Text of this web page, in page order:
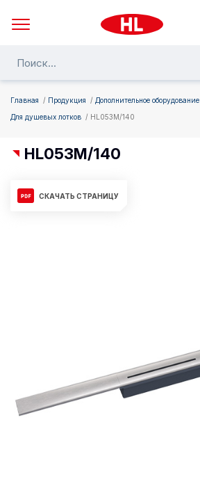
Главная Продукция Дополнительное оборудование
Для душевых лотков
HL053M/140
HL053M/140
СКАЧАТЬ СТРАНИЦУ